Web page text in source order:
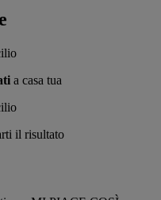
a casa tua
il risultato